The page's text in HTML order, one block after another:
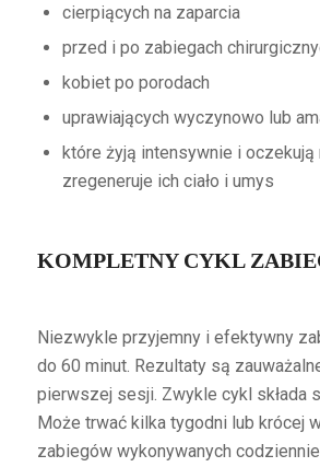
cierpiących na zaparcia
przed i po zabiegach
kobiet po porodach
uprawiających wyczynowo lub
które żyją intensywnie i oczekują
zregeneruje ich ciało i umys
KOMPLETNY CYKL
Niezwykle przyjemny i efektywny
do 60 minut. Rezultaty są
pierwszej sesji. Zwykle cykl składa
Może trwać kilka tygodni lub krócej
zabiegów wykonywanych